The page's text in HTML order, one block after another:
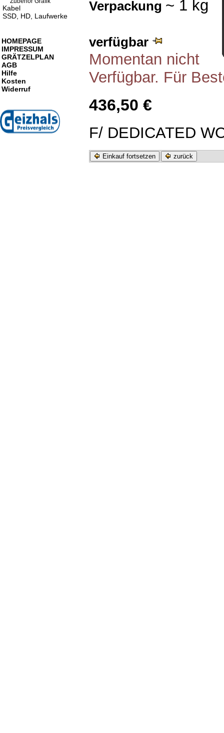
Verpackung ~ 1 kg
verfügbar
Momentan nicht
Verfügbar. Für
436,50 €
F/ DEDICATED
Einkauf fortsetzen zurück
Kabel
SSD, HD, Laufwerke
HOMEPAGE
IMPRESSUM
GRÄTZELPLAN
AGB
Hilfe
Kosten
Widerruf